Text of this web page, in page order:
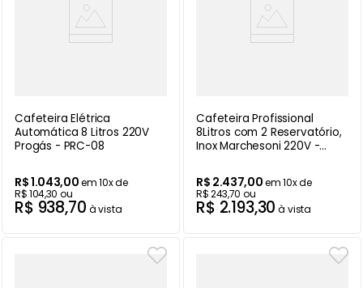
Cafeteira Elétrica
Automática 8 Litros 220V
Progás - PRC-08
R$1.043,00em10x de
R$104,30 ou
R$ 938,70 à vista
Cafeteira Profissional
8Litros com 2 Reservatório,
Inox Marchesoni 220V -
R$ 2.437,00em10x de
R$243,70 ou
R$ 2.193,30 à vista